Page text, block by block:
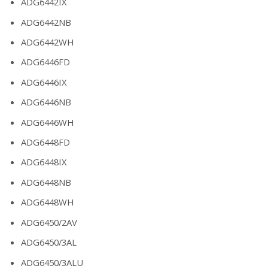
ADG6442NB
ADG6442WH
ADG6446FD
ADG6446IX
ADG6446NB
ADG6446WH
ADG6448FD
ADG6448IX
ADG6448NB
ADG6448WH
ADG6450/2AV
ADG6450/3AL
ADG6450/3ALU